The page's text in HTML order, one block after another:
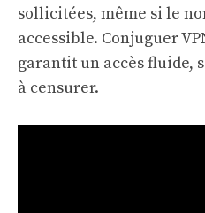
sollicitées, même si le
accessible. Conjuguer
garantit un accès fluide,
à censurer.